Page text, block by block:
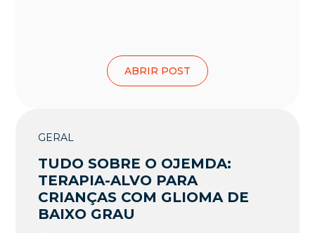
ABRIR POST
GERAL
TUDO SOBRE O OJEMDA:
TERAPIA-ALVO PARA
CRIANÇAS COM GLIOMA DE
BAIXO GRAU